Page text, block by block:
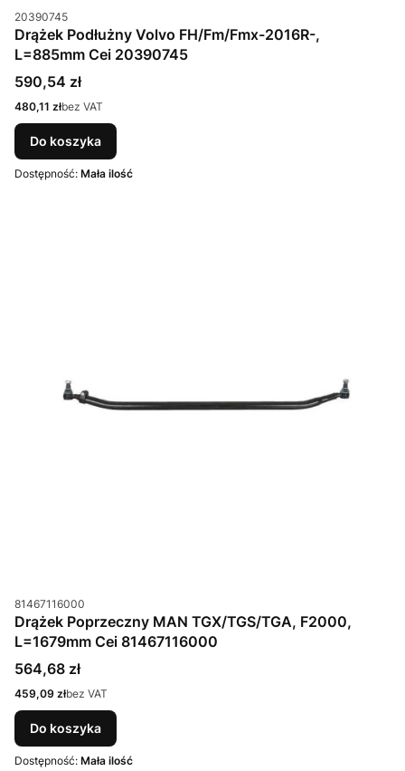
Kod produktu
20390745
Drążek Podłużny Volvo FH/Fm/Fmx-2016R-,
L=885mm Cei 20390745
Cena
590,54 zł
Cena
480,11 złbez VAT
Do koszyka
Dostępność: Mała ilość
Kod produktu
81467116000
Drążek Poprzeczny MAN TGX/TGS/TGA, F2000,
L=1679mm Cei 81467116000
Cena
564,68 zł
Cena
459,09 złbez VAT
Do koszyka
Dostępność: Mała ilość